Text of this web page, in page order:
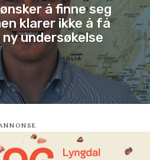
å finne seg
klarer ikke å få
undersøkelse